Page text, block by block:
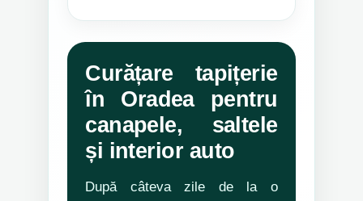
Curățare tapițerie
în Oradea pentru
canapele, saltele
și interior auto
După câteva zile de la o